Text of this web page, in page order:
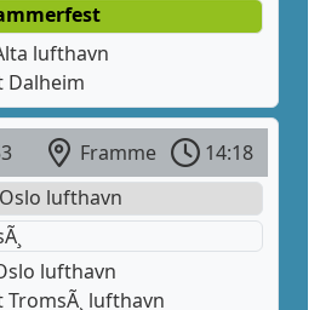
lufthavn
Dalheim
Framme
14:18
lufthavn
lufthavn
lufthavn